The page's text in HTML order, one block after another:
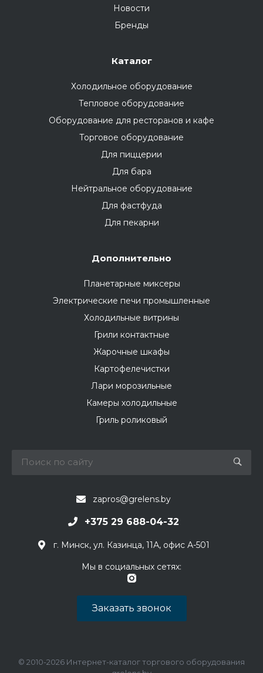
Новости
Бренды
Каталог
Холодильное оборудование
Тепловое оборудование
Оборудование для ресторанов и кафе
Торговое оборудование
Для пиццерии
Для бара
Нейтральное оборудование
Для фастфуда
Для пекарни
Дополнительно
Планетарные миксеры
Электрические печи промышленные
Холодильные витрины
Грили контактные
Жарочные шкафы
Картофелечистки
Лари морозильные
Камеры холодильные
Гриль роликовый
zapros@grelens.by
+375 29 688-04-32
г. Минск, ул. Казинца, 11А, офис А-501
Мы в социальных сетях:
Заказать звонок
© 2010-2026 Интернет-каталог торгового оборудования